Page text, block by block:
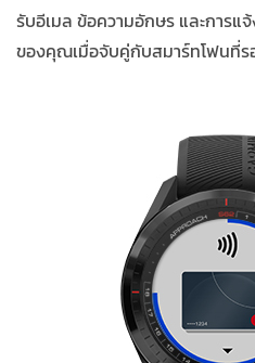
รับอีเมล ข้อความอักษร และการแ
ของคุณเมื่อจับคู่กับสมาร์ทโฟนที่ร